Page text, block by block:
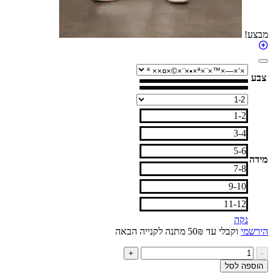
מבצע!
צבע
מידה
1-2
3-4
5-6
7-8
9-10
11-12
נקה
הירשמי וקבלי עד 50₪ מתנה לקנייה הבאה
-
כמות
של
+
הוספה לסל